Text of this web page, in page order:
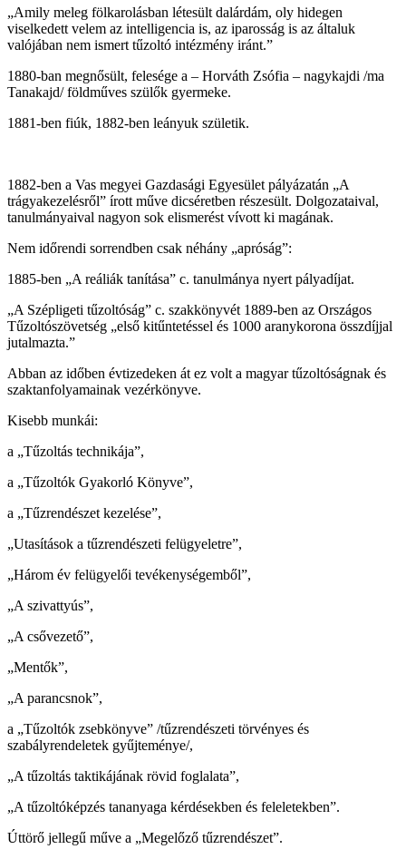
„Amily meleg fölkarolásban létesült dalárdám, oly hidegen
viselkedett velem az intelligencia is, az iparosság is az általuk
valójában nem ismert tűzoltó intézmény iránt.”
1880-ban megnősült, felesége a – Horváth Zsófia – nagykajdi /ma
Tanakajd/ földműves szülők gyermeke.
1881-ben fiúk, 1882-ben leányuk születik.
1882-ben a Vas megyei Gazdasági Egyesület pályázatán „A
trágyakezelésről” írott műve dicséretben részesült. Dolgozataival,
tanulmányaival nagyon sok elismerést vívott ki magának.
Nem időrendi sorrendben csak néhány „apróság”:
1885-ben „A reáliák tanítása” c. tanulmánya nyert pályadíjat.
„A Szépligeti tűzoltóság” c. szakkönyvét 1889-ben az Országos
Tűzoltószövetség „első kitűntetéssel és 1000 aranykorona összdíjjal
jutalmazta.”
Abban az időben évtizedeken át ez volt a magyar tűzoltóságnak és
szaktanfolyamainak vezérkönyve.
Kisebb munkái:
a „Tűzoltás technikája”,
a „Tűzoltók Gyakorló Könyve”,
a „Tűzrendészet kezelése”,
„Utasítások a tűzrendészeti felügyeletre”,
„Három év felügyelői tevékenységemből”,
„A szivattyús”,
„A csővezető”,
„Mentők”,
„A parancsnok”,
a „Tűzoltók zsebkönyve” /tűzrendészeti törvényes és
szabályrendeletek gyűjteménye/,
„A tűzoltás taktikájának rövid foglalata”,
„A tűzoltóképzés tananyaga kérdésekben és feleletekben”.
Úttörő jellegű műve a „Megelőző tűzrendészet”.